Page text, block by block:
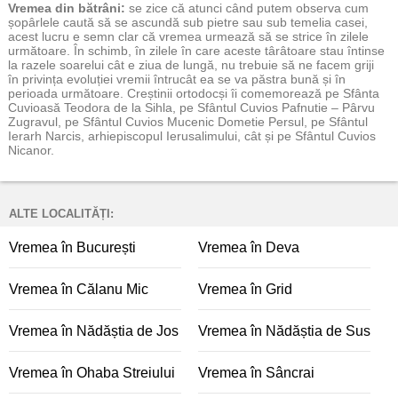
Vremea din bătrâni: se zice că atunci când putem observa cum
șopârlele caută să se ascundă sub pietre sau sub temelia casei,
acest lucru e semn clar că vremea urmează să se strice în zilele
următoare. În schimb, în zilele în care aceste târâtoare stau întinse
la razele soarelui cât e ziua de lungă, nu trebuie să ne facem griji
în privința evoluției vremii întrucât ea se va păstra bună și în
perioada următoare. Creștinii ortodocși îi comemorează pe Sfânta
Cuvioasă Teodora de la Sihla, pe Sfântul Cuvios Pafnutie – Pârvu
Zugravul, pe Sfântul Cuvios Mucenic Dometie Persul, pe Sfântul
Ierarh Narcis, arhiepiscopul Ierusalimului, cât și pe Sfântul Cuvios
Nicanor.
ALTE LOCALITĂȚI:
Vremea în București Vremea în Deva
Vremea în Călanu Mic Vremea în Grid
Vremea în Nădăștia de Jos Vremea în Nădăștia de Sus
Vremea în Ohaba Streiului Vremea în Sâncrai